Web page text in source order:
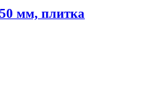
мм, плитка